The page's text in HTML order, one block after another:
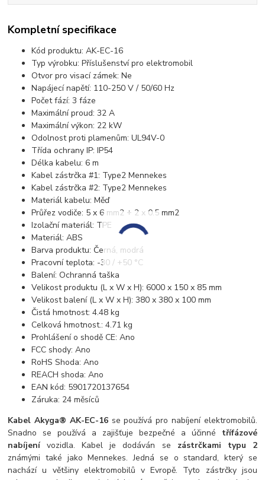
Kompletní specifikace
Kód produktu: AK-EC-16
Typ výrobku: Příslušenství pro elektromobil
Otvor pro visací zámek: Ne
Napájecí napětí: 110-250 V / 50/60 Hz
Počet fází: 3 fáze
Maximální proud: 32 A
Maximální výkon: 22 kW
Odolnost proti plamenům: UL94V-0
Třída ochrany IP: IP54
Délka kabelu: 6 m
Kabel zástrčka #1: Type2 Mennekes
Kabel zástrčka #2: Type2 Mennekes
Materiál kabelu: Měď
Průřez vodiče: 5 x 6 mm2 + 2 x 0.5 mm2
Izolační materiál: TPE
Materiál: ABS
Barva produktu: Černá, modrá
Pracovní teplota: -30 / +50 °C
Balení: Ochranná taška
Velikost produktu (L x W x H): 6000 x 150 x 85 mm
Velikost balení (L x W x H): 380 x 380 x 100 mm
Čistá hmotnost: 4.48 kg
Celková hmotnost.: 4.71 kg
Prohlášení o shodě CE: Ano
FCC shody: Ano
RoHS Shoda: Ano
REACH shoda: Ano
EAN kód: 5901720137654
Záruka: 24 měsíců
Kabel Akyga® AK-EC-16se používá pro nabíjení elektromobilů.
Snadno se používá a zajišťuje bezpečné a účinné třífázové
nabíjenívozidla. Kabel je dodáván se zástrčkami typu 2
známými také jako Mennekes. Jedná se o standard, který se
nachází u většiny elektromobilů v Evropě. Tyto zástrčky jsou